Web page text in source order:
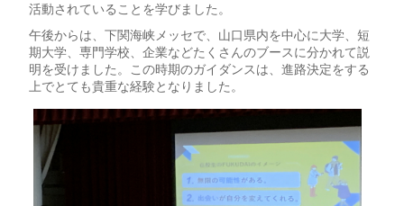
活動されていることを学びました。
午後からは、下関海峡メッセで、山口県内を中心に大学、短
期大学、専門学校、企業などたくさんのブースに分かれて説
明を受けました。この時期のガイダンスは、進路決定をする
上でとても貴重な経験となりました。